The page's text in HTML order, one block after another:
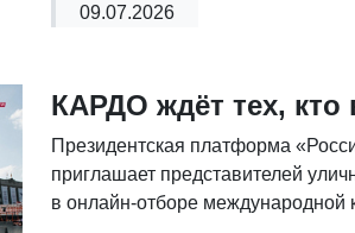
09.07.2026
КАРДО ждёт тех, кто
Президентская платформа
приглашает представителей
в онлайн-отборе